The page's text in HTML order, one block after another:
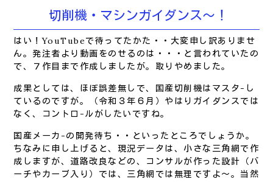
切削機・マシンガイダンス～！
はい！YouTubeで待ってたかた・・大変申し訳ありませ
ん。発注者より動画をのせるのは・・・と言われていたの
で、７作目まで作成しましたが。取りやめました。
成果としては、ほぼ誤差無しで、国産切削機はマスタ-し
ているのですが。（令和３年６月）やはりガイダンスでは
なく、コントロ-ルがしたいですね。
国産メーカ-の開発待ち・・といったところでしょうか。
ちなみに申し上げると、現況データは、小さな三角網で作
成しますが、道路改良などの、コンサルが作った設計（バ
ーチやカーブ入り）では、三角網では無理ですよ～。当然